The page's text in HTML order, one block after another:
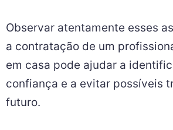
Observar atentamente esses
a contratação de um
em casa pode ajudar a
confiança e a evitar possíveis
futuro.